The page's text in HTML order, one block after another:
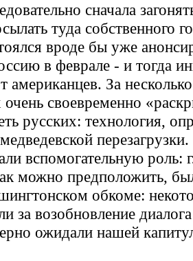
сначала
туда собственного
вроде бы уже
в феврале - и тогда
американцев. За
своевременно
русских: технология,
вспомогательную роль:
можно предположить,
обкоме:
за возобновление
ожидали нашей